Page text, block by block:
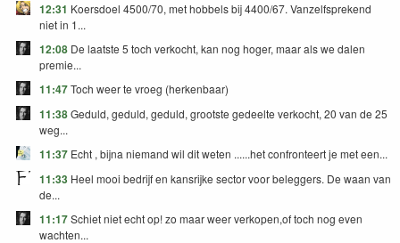
12:31 Koersdoel 4500/70, met hobbels bij 4400/67. Vanzelfsprekend
niet in 1...
12:08 De laatste 5 toch verkocht, kan nog hoger, maar als we dalen
premie...
11:47Toch weer te vroeg (herkenbaar)
11:38Geduld, geduld, geduld, grootste gedeelte verkocht, 20 van de 25
weg...
11:37 Echt , bijna niemand wil dit weten ......het confronteert je met een...
11:33 Heel mooi bedrijf en kansrijke sector voor beleggers. De waan van
de...
11:17Schiet niet echt op! zo maar weer verkopen,of toch nog even
wachten...